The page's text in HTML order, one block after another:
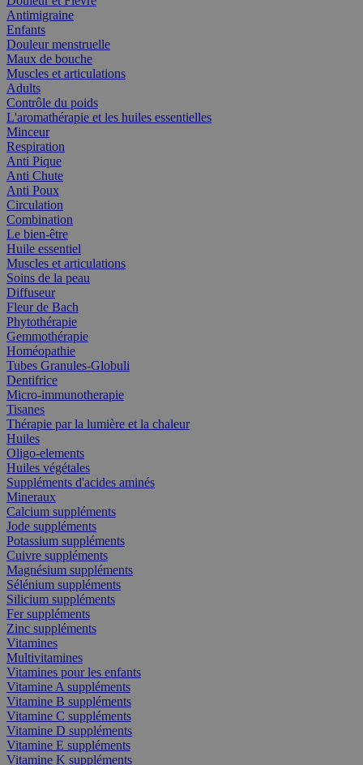
Antimigraine
Enfants
Douleur menstruelle
Maux de bouche
Muscles et articulations
Adults
Contrôle du poids
L'aromathérapie et les huiles essentielles
Minceur
Respiration
Anti Pique
Anti Chute
Anti Poux
Circulation
Combination
Le bien-être
Huile essentiel
Muscles et articulations
Soins de la peau
Diffuseur
Fleur de Bach
Phytothérapie
Gemmothérapie
Homéopathie
Tubes Granules-Globuli
Dentifrice
Micro-immunotherapie
Tisanes
Thérapie par la lumière et la chaleur
Huiles
Oligo-elements
Huiles végétales
Suppléments d'acides aminés
Mineraux
Calcium suppléments
Jode suppléments
Potassium suppléments
Cuivre suppléments
Magnésium suppléments
Sélénium suppléments
Silicium suppléments
Fer suppléments
Zinc suppléments
Vitamines
Multivitamines
Vitamines pour les enfants
Vitamine A suppléments
Vitamine B suppléments
Vitamine C suppléments
Vitamine D suppléments
Vitamine E suppléments
Vitamine K suppléments